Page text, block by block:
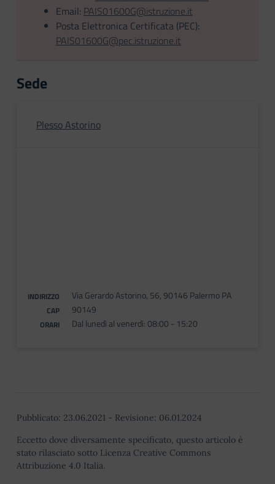
Email: PAIS01600G@istruzione.it
Posta Elettronica Certificata (PEC):
PAIS01600G@pec.istruzione.it
Sede
Plesso Astorino
INDIRIZZO Via Gerardo Astorino, 56, 90146 Palermo PA
CAP 90149
ORARI Dal lunedì al venerdì: 08:00 - 15:20
Pubblicato: 23.06.2021 - Revisione: 06.01.2024
Eccetto dove diversamente specificato, questo articolo è
stato rilasciato sotto Licenza Creative Commons
Attribuzione 4.0 Italia.